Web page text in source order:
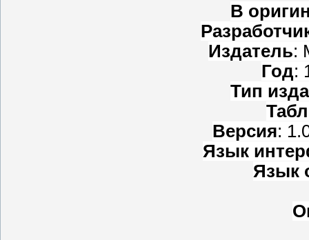
В
Издатель:
Год:
Тип
Версия:
Язык
Язык